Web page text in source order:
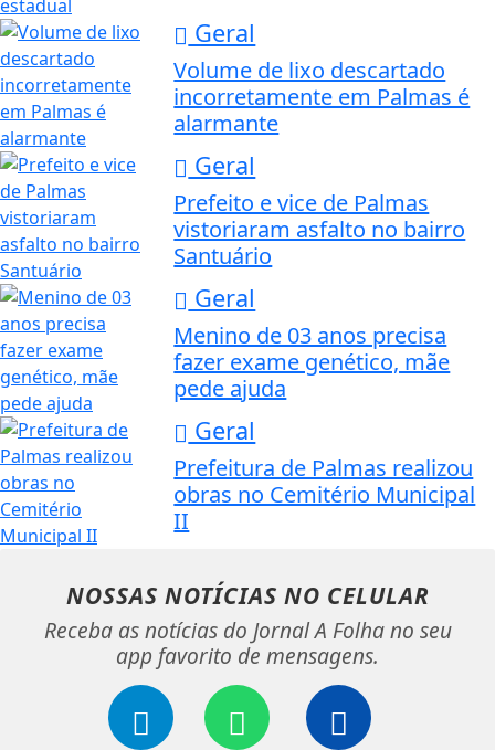
Geral
Volume de lixo descartado
incorretamente em Palmas é
alarmante
Geral
Prefeito e vice de Palmas
vistoriaram asfalto no bairro
Santuário
Geral
Menino de 03 anos precisa
fazer exame genético, mãe
pede ajuda
Geral
Prefeitura de Palmas realizou
obras no Cemitério Municipal
II
NOSSAS NOTÍCIAS NO CELULAR
Receba as notícias do Jornal A Folha no seu
app favorito de mensagens.